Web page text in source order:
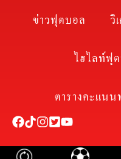
ข่าวฟุตบอล วิ
ไฮไลท์ฟุ
ตารางคะแน